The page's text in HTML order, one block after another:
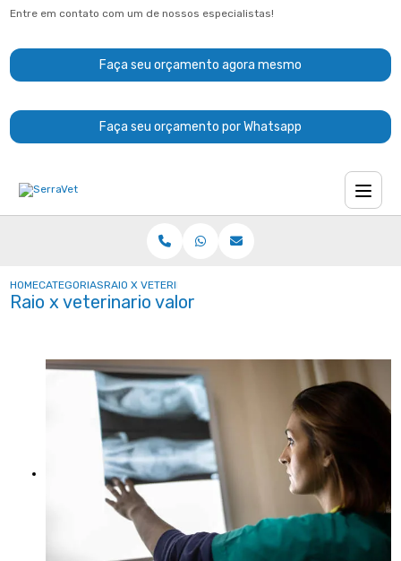
Entre em contato com um de nossos especialistas!
Faça seu orçamento agora mesmo
Faça seu orçamento por Whatsapp
HOMECATEGORIASRAIO X VETERINARIO VALOR
Raio x veterinario valor